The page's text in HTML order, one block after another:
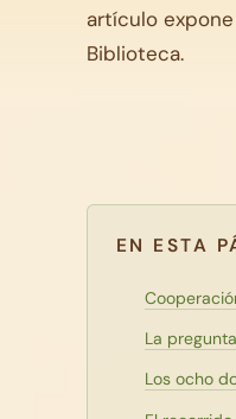
artículo
Biblioteca.
EN ESTA
La
Los ocho